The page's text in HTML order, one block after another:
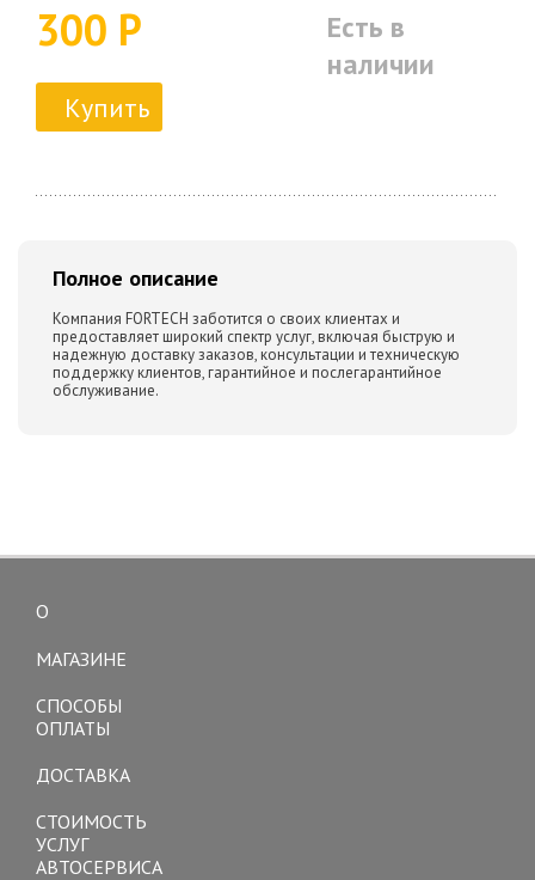
300 Р
Есть в
наличии
Купить
Полное описание
Компания FORTECH заботится о своих клиентах и
предоставляет широкий спектр услуг, включая быструю и
надежную доставку заказов, консультации и техническую
поддержку клиентов, гарантийное и послегарантийное
обслуживание.
О
МАГАЗИНЕ
СПОСОБЫ
ОПЛАТЫ
ДОСТАВКА
СТОИМОСТЬ
УСЛУГ
АВТОСЕРВИСА